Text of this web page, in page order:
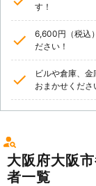
す！
6,600円（税込
ださい！
ビルや倉庫、
おまかせくださ
大阪府大阪
者一覧